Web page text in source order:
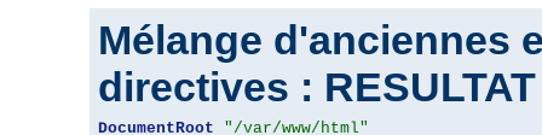
Mélange d'anciennes
directives :
DocumentRoot
"/var/www/html"